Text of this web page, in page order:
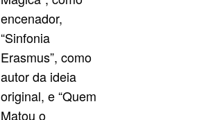
encenador,
“Sinfonia
Erasmus”, como
autor da ideia
original, e “Quem
Matou o